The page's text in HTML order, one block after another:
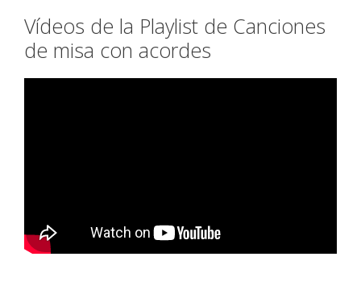
Vídeos de la Playlist de Canciones
de misa con acordes